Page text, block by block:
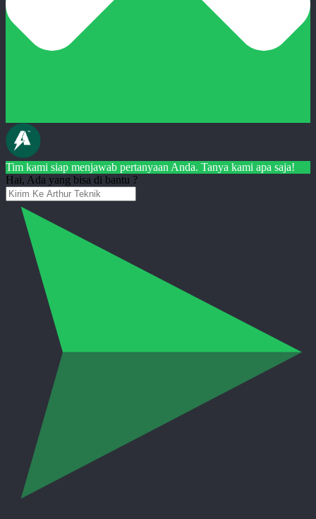
Tim kami siap menjawab pertanyaan Anda. Tanya kami apa saja!
Hai, Ada yang bisa di bantu ?